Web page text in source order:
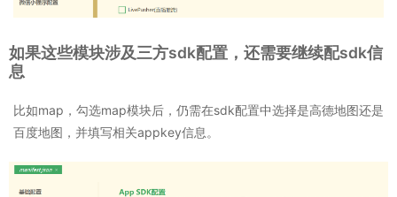
如果这些模块涉及三方sdk配置，还需要继续配sdk信
息
比如map，勾选map模块后，仍需在sdk配置中选择是高德地图还是
百度地图，并填写相关appkey信息。